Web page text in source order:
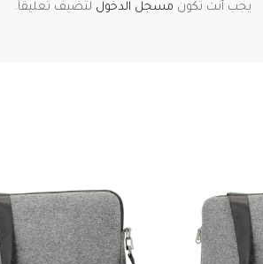
يجب أنت تكون مسجل الدخول لتضيف تعليقاً.